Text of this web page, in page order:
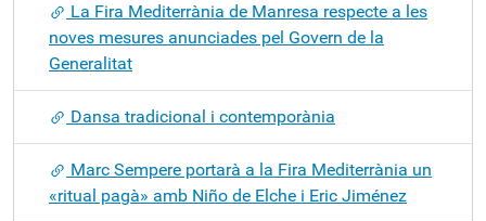
La Fira Mediterrània de Manresa respecte a les
noves mesures anunciades pel Govern de la
Generalitat
Dansa tradicional i contemporània
Marc Sempere portarà a la Fira Mediterrània un
«ritual pagà» amb Niño de Elche i Eric Jiménez